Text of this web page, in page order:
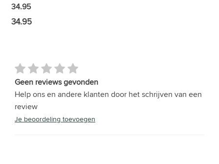
34.95
34.95
Geen reviews gevonden
Help ons en andere klanten door het schrijven van een
review
Je beoordeling toevoegen